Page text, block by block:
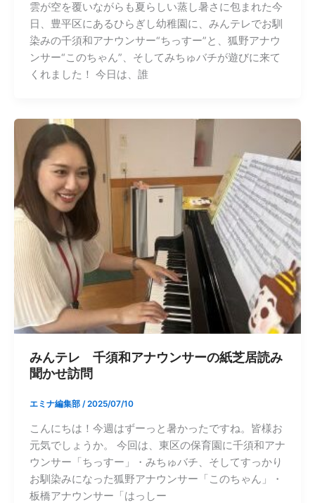
雲が空を覆いながらも夏らしい蒸し暑さに包まれた今
日、豊平区にあるひらぎし幼稚園に、みんテレでお馴
染みの千須和アナウンサー“ちっすー”と、狐野アナウ
ンサー“このちゃん”、そしてみちゅバチが遊びに来て
くれました！ 今日は、誰
みんテレ 千須和アナウンサーの紙芝居読み
聞かせ訪問
エミナ編集部 /2025/07/10
こんにちは！今週はずーっと暑かったですね。皆様お
元気でしょうか。 今回は、東区の保育園に千須和アナ
ウンサー「ちっすー」・みちゅバチ、そしてすっかり
お馴染みになった狐野アナウンサー「このちゃん」・
板橋アナウンサー「はっしー